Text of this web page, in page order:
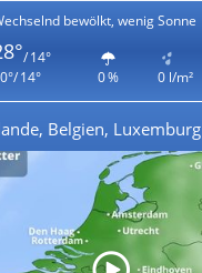
bewölkt, wenig Sonne
/ 14°
14°
0 % 0 l/m²
Belgien, Luxemburg